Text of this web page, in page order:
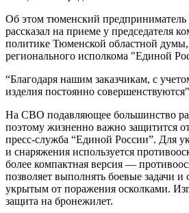
Об этом тюменский предприниматель
рассказал на приеме у председателя
политике Тюменской областной
регионального исполкома "Единой
“Благодаря нашим заказчикам, с
изделия постоянно
На СВО подавляющее большинство
поэтому жизненно важно защитится
пресс-служба “Единой России”. Для
и снаряжения используется
более компактная версия —
позволяет выполнять боевые задачи
укрытым от поражения осколками.
защита на бронежилет.